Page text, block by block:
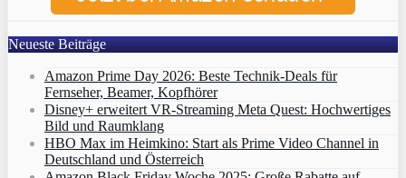
Neueste Beiträge
Amazon Prime Day 2026: Beste Technik-Deals für
Fernseher, Beamer, Kopfhörer
Disney+ erweitert VR‑Streaming Meta Quest: Hochwertiges
Bild und Raumklang
HBO Max im Heimkino: Start als Prime Video Channel in
Deutschland und Österreich